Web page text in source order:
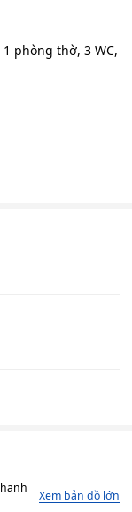
phòng thờ, 3 WC,
Xem bản đồ lớn